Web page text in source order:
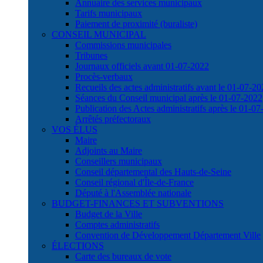
Annuaire des services municipaux
Tarifs municipaux
Paiement de proximité (buraliste)
CONSEIL MUNICIPAL
Commissions municipales
Tribunes
Journaux officiels avant 01-07-2022
Procès-verbaux
Recueils des actes administratifs avant le 01-07-
Séances du Conseil municipal après le 01-07-2022
Publication des Actes administratifs après le 01-
Arrêtés préfectoraux
VOS ÉLUS
Maire
Adjoints au Maire
Conseillers municipaux
Conseil départemental des Hauts-de-Seine
Conseil régional d'Île-de-France
Député à l'Assemblée nationale
BUDGET-FINANCES ET SUBVENTIONS
Budget de la Ville
Comptes administratifs
Convention de Développement Département Ville
ÉLECTIONS
Carte des bureaux de vote